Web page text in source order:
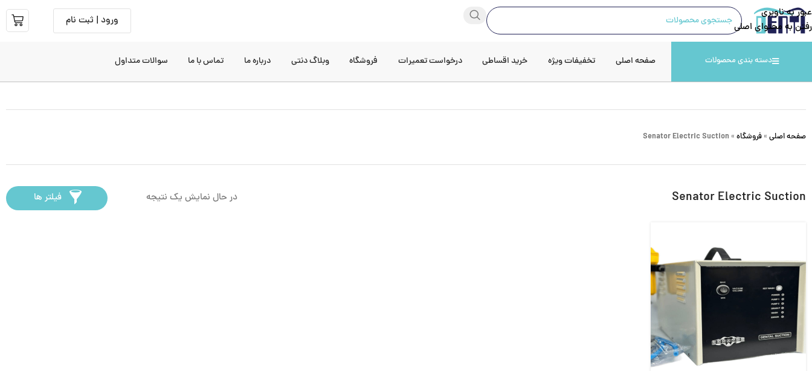
عبور به ناوبری
رفتن به محتوای اصلی
ورود | ثبت نام
دسته بندی محصولات صفحه اصلی تخفیفات ویژه خرید اقساطی درخواست تعمیرات فروشگاه وبلاگ دنتی درباره ما تماس با ما سوالات متداول
صفحه اصلی » فروشگاه »
Senator Electric Suction
Senator Electric Suction در حال نمایش یک نتیجه فیلتر ها